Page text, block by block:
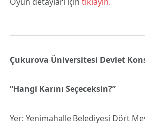
Çukurova Üniversitesi Devlet
“Hangi Karını Seçeceksin?”
Yer: Yenimahalle Belediyesi Dört